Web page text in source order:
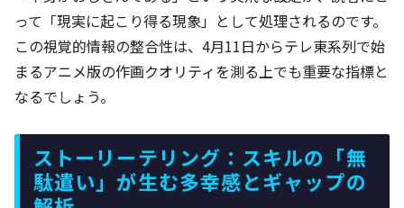
って「現実に起こり得る現象」として処理されるのです。
この視覚的情報の整合性は、4月11日からテレ東系列で始
まるアニメ版の作画クオリティを測る上でも重要な指標と
なるでしょう。
ストーリーテリング：スキルの「無
駄遣い」が生む多幸感とギャップの